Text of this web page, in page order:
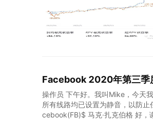
Facebook 2020年第三季
操作员 下午好。我叫Mike，今天
所有线路均已设置为静音，以防
cebook(FB)$ 马克·扎克伯格 好，